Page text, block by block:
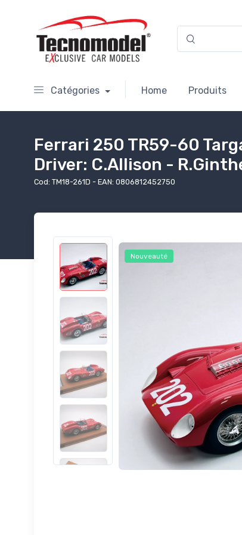
Catégories Home Produits
Ferrari 250 TR59-60
Driver: C.Allison -
Cod: TM18-261D - EAN: 0806812452750
Nouveauté